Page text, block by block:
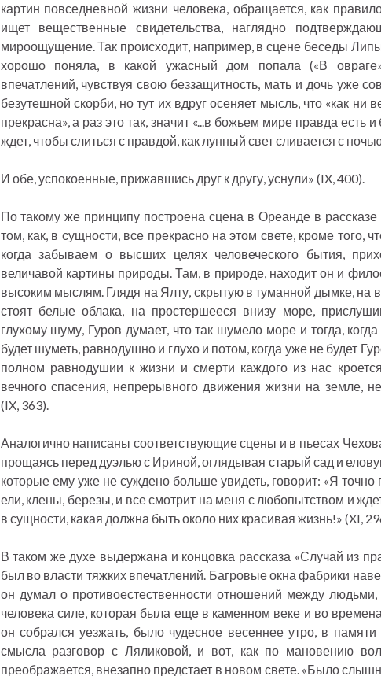
картин повседневной жизни человека, обращается, как
ищет вещественные свидетельства, наглядно
мироощущение. Так происходит, например, в сцене беседы
хорошо поняла, в какой ужасный дом попала («В
впечатлений, чувствуя свою беззащитность, мать и дочь уже
безутешной скорби, но тут их вдруг осеняет мысль, что «как ни
прекрасна», а раз это так, значит «...в божьем мире правда есть
ждет, чтобы слиться с правдой, как лунный свет сливается с
И обе, успокоенные, прижавшись друг к другу, уснули» (IX, 400).
По такому же принципу построена сцена в Ореанде в
том, как, в сущности, все прекрасно на этом свете, кроме того,
когда забываем о высших целях человеческого бытия,
величавой картины природы. Там, в природе, находит он и
высоким мыслям. Глядя на Ялту, скрытую в туманной дымке, на
стоят белые облака, на простершееся внизу море,
глухому шуму, Гуров думает, что так шумело море и тогда,
будет шуметь, равнодушно и глухо и потом, когда уже не будет
полном равнодушии к жизни и смерти каждого из нас
вечного спасения, непрерывного движения жизни на земле,
(IX, 363).
Аналогично написаны соответствующие сцены и в пьесах
прощаясь перед дуэлью с Ириной, оглядывая старый сад и
которые ему уже не суждено больше увидеть, говорит: «Я
ели, клены, березы, и все смотрит на меня с любопытством и
в сущности, какая должна быть около них красивая жизнь!» (XI,
В таком же духе выдержана и концовка рассказа «Случай из
был во власти тяжких впечатлений. Багровые окна фабрики
он думал о противоестественности отношений между
человека силе, которая была еще в каменном веке и во
он собрался уезжать, было чудесное весеннее утро, в
смысла разговор с Ляликовой, и вот, как по мановению
преображается, внезапно предстает в новом свете. «Было